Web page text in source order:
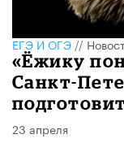
ЕГЭ И ОГЭ//
«Ёжику
Санкт-
23 апреля